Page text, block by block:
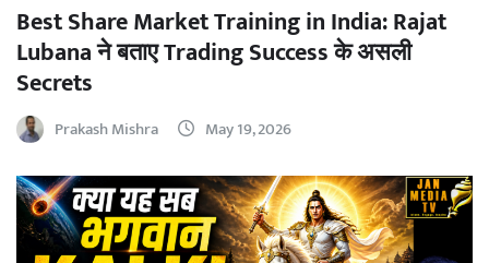
Best Share Market Training in India: Rajat
Lubana ने बताए Trading Success के असली
Secrets
Prakash Mishra May 19, 2026